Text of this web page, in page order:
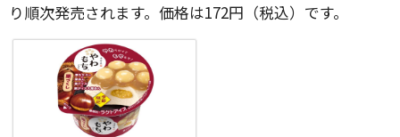
り順次発売されます。価格は172円（税込）です。